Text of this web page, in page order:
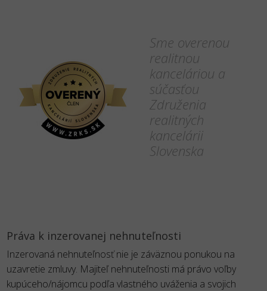
Sme overenou
realitnou
kanceláriou a
súčasťou
Združenia
realitných
kancelárii
Slovenska
Práva k inzerovanej nehnuteľnosti
Inzerovaná nehnuteľnosť nie je záväznou ponukou na
uzavretie zmluvy. Majiteľ nehnuteľnosti má právo voľby
kupúceho/nájomcu podľa vlastného uváženia a svojich